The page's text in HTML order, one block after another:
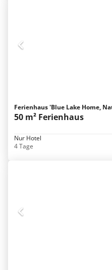
Ferienhaus 'Blue Lake Home,
50 m² Ferienhaus
Nur Hotel
4 Tage